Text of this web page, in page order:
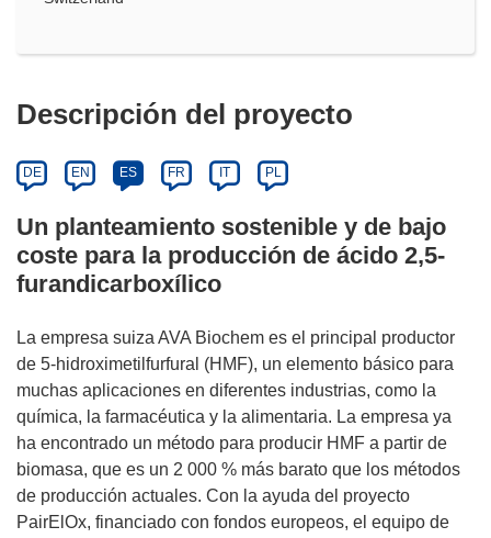
Descripción del proyecto
DE EN ES FR IT PL
Un planteamiento sostenible y de bajo
coste para la producción de ácido 2,5-
furandicarboxílico
La empresa suiza AVA Biochem es el principal productor
de 5-hidroximetilfurfural (HMF), un elemento básico para
muchas aplicaciones en diferentes industrias, como la
química, la farmacéutica y la alimentaria. La empresa ya
ha encontrado un método para producir HMF a partir de
biomasa, que es un 2 000 % más barato que los métodos
de producción actuales. Con la ayuda del proyecto
PairElOx, financiado con fondos europeos, el equipo de